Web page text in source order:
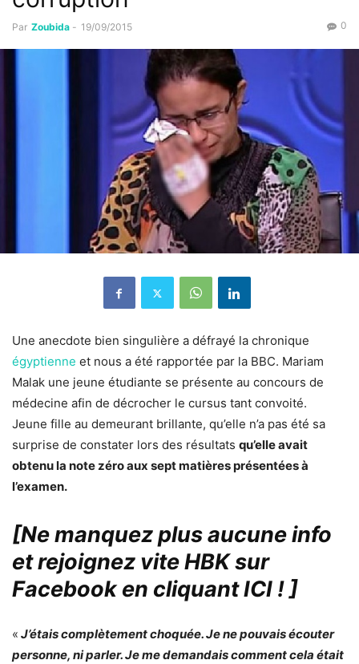
Par Zoubida - 19/09/2015 0
Une anecdote bien singulière a défrayé la chronique
égyptienne et nous a été rapportée par la BBC. Mariam
Malak une jeune étudiante se présente au concours de
médecine afin de décrocher le cursus tant convoité.
Jeune fille au demeurant brillante, qu’elle n’a pas été sa
surprise de constater lors des résultats qu’elle avait
obtenu la note zéro aux sept matières présentées à
l’examen.
[Ne manquez plus aucune info
et rejoignez vite HBK sur
Facebook en cliquant ICI !]
« J’étais complètement choquée. Je ne pouvais écouter
personne, ni parler. Je me demandais comment cela était